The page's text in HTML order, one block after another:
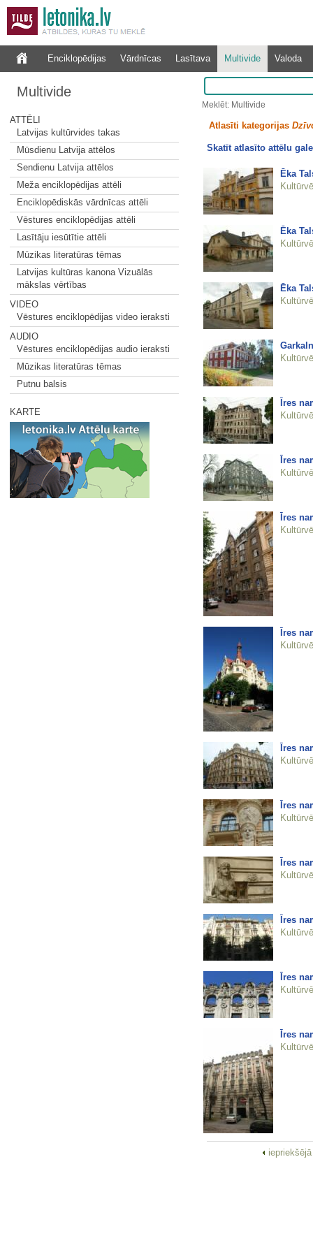
Enciklopēdijas Vārdnīcas Lasītava Multivide Valoda
Multivide
ATTĒLI
Latvijas kultūrvides takas
Mūsdienu Latvija attēlos
Sendienu Latvija attēlos
Meža enciklopēdijas attēli
Enciklopēdiskās vārdnīcas attēli
Vēstures enciklopēdijas attēli
Lasītāju iesūtītie attēli
Mūzikas literatūras tēmas
Latvijas kultūras kanona Vizuālās
mākslas vērtības
VIDEO
Vēstures enciklopēdijas video ieraksti
AUDIO
Vēstures enciklopēdijas audio ieraksti
Mūzikas literatūras tēmas
Putnu balsis
KARTE
Meklēt: Multivide
Atlasīti kategorijas
Skatīt atlasīto attēlu
Ēka
Ēka
Ēka
Īres
Īres
Īres
Īres
Īres
Īres
Īres
Īres
Īres
Īres